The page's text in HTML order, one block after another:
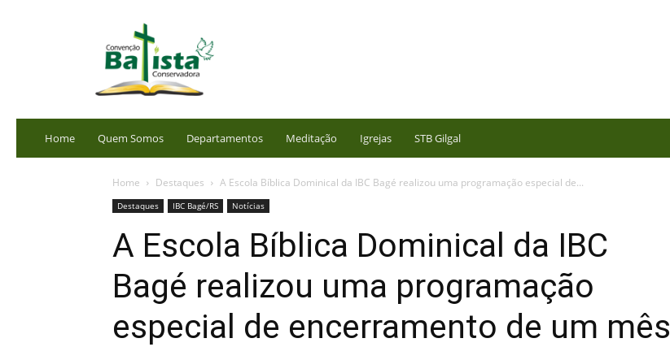
portalbatista.com.br
Home Quem Somos Departamentos Meditação Igrejas STB Gilgal
Home Destaques A Escola Bíblica Dominical da IBC Bagé realizou uma programação especial de...
Destaques IBC Bagé/RS Notícias
A Escola Bíblica Dominical da IBC
Bagé realizou uma programação
especial de encerramento de um mês